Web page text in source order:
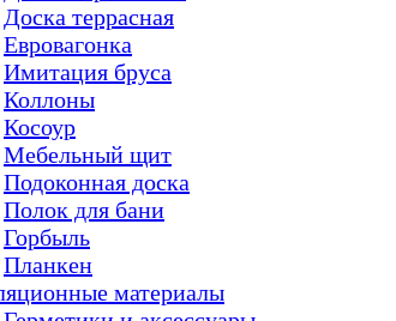
Доска террасная
Евровагонка
Имитация бруса
Коллоны
Косоур
Мебельный щит
Подоконная доска
Полок для бани
Горбыль
Планкен
материалы